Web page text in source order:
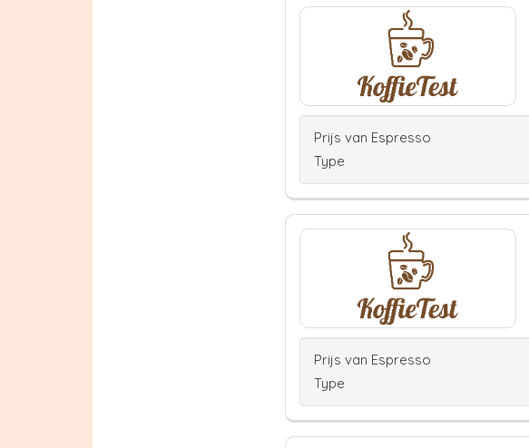
Prijs van Espresso
Type
Prijs van Espresso
Type